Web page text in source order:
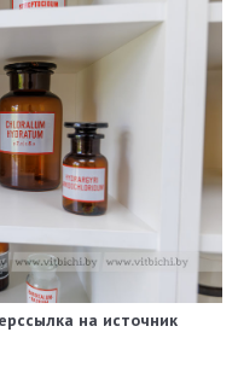
на источник